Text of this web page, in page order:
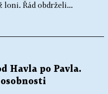
loni. Řád obdrželi...
Havla po Pavla.